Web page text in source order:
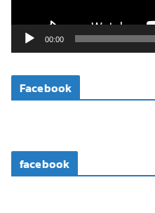
ดี
โ
00:00
Facebook
facebook